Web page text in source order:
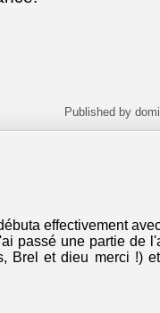
Published by
effectivement
passé une partie de
Brel et dieu merci !)